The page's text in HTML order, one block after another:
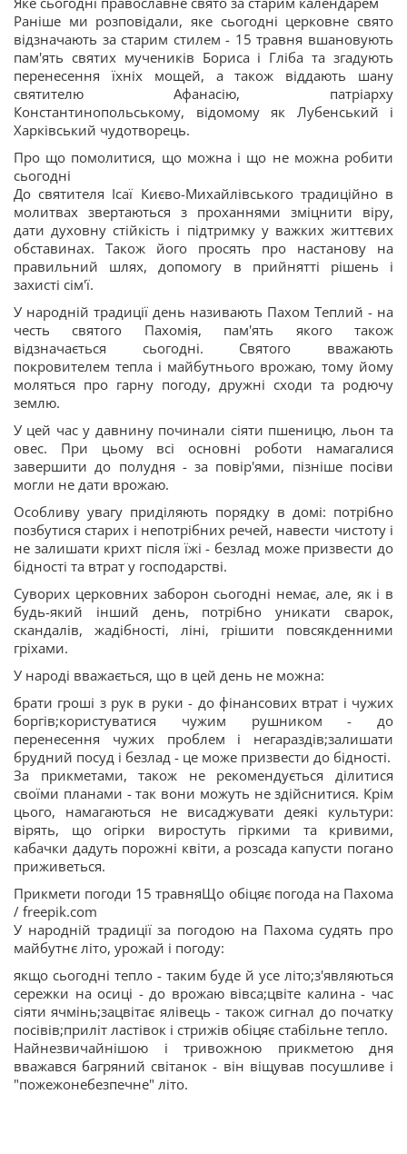
Раніше ми розповідали, яке сьогодні церковне свято
відзначають за старим стилем - 15 травня вшановують
пам'ять святих мучеників Бориса і Гліба та згадують
перенесення їхніх мощей, а також віддають шану
святителю Афанасію, патріарху
Константинопольському, відомому як Лубенський і
Харківський чудотворець.
Про що помолитися, що можна і що не можна робити
сьогодні
До святителя Ісаї Києво-Михайлівського традиційно в
молитвах звертаються з проханнями зміцнити віру,
дати духовну стійкість і підтримку у важких життєвих
обставинах. Також його просять про настанову на
правильний шлях, допомогу в прийнятті рішень і
захисті сім'ї.
У народній традиції день називають Пахом Теплий - на
честь святого Пахомія, пам'ять якого також
відзначається сьогодні. Святого вважають
покровителем тепла і майбутнього врожаю, тому йому
моляться про гарну погоду, дружні сходи та родючу
землю.
У цей час у давнину починали сіяти пшеницю, льон та
овес. При цьому всі основні роботи намагалися
завершити до полудня - за повір'ями, пізніше посіви
могли не дати врожаю.
Особливу увагу приділяють порядку в домі: потрібно
позбутися старих і непотрібних речей, навести чистоту і
не залишати крихт після їжі - безлад може призвести до
бідності та втрат у господарстві.
Суворих церковних заборон сьогодні немає, але, як і в
будь-який інший день, потрібно уникати сварок,
скандалів, жадібності, ліні, грішити повсякденними
гріхами.
У народі вважається, що в цей день не можна:
брати гроші з рук в руки - до фінансових втрат і чужих
боргів;користуватися чужим рушником - до
перенесення чужих проблем і негараздів;залишати
брудний посуд і безлад - це може призвести до бідності.
За прикметами, також не рекомендується ділитися
своїми планами - так вони можуть не здійснитися. Крім
цього, намагаються не висаджувати деякі культури:
вірять, що огірки виростуть гіркими та кривими,
кабачки дадуть порожні квіти, а розсада капусти погано
приживеться.
Прикмети погоди 15 травняЩо обіцяє погода на Пахома
/ freepik.com
У народній традиції за погодою на Пахома судять про
майбутнє літо, урожай і погоду:
якщо сьогодні тепло - таким буде й усе літо;з'являються
сережки на осиці - до врожаю вівса;цвіте калина - час
сіяти ячмінь;зацвітає ялівець - також сигнал до початку
посівів;приліт ластівок і стрижів обіцяє стабільне тепло.
Найнезвичайнішою і тривожною прикметою дня
вважався багряний світанок - він віщував посушливе і
"пожежонебезпечне" літо.